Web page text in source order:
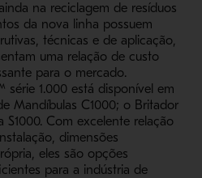
na reciclagem de resíduos
da nova linha possuem
técnicas e de aplicação,
uma relação de custo
para o mercado.
1.000 está disponível em
Mandíbulas C1000; o Britador
S1000. Com excelente relação
dimensões
eles são opções
para a indústria de